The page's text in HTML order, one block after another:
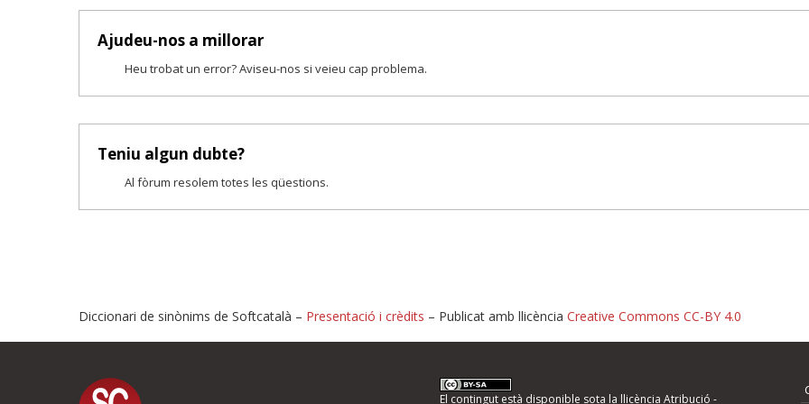
Ajudeu-nos a millorar
Heu trobat un error? Aviseu-nos si veieu cap problema.
Teniu algun dubte?
Al fòrum resolem totes les qüestions.
Proposeu-nos millores o informeu d'errors
Diccionari de sinònims de Softcatalà – Presentació i crèdits – Publicat amb llicència Creative Commons CC-BY 4.0
El contingut està disponible sota la llicència Atribució -